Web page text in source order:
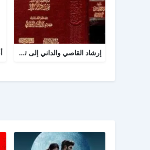
إرشاد القاصي والداني إلى تراجم شيوخ الطبراني